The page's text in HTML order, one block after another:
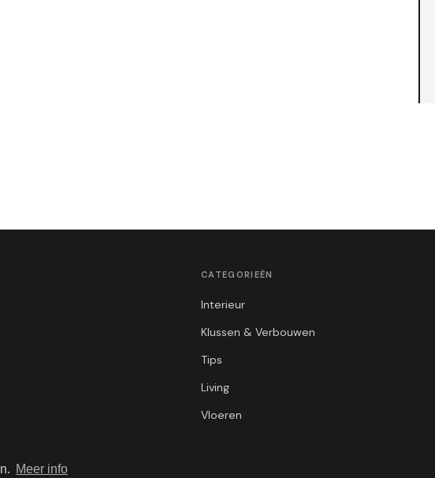
Meer info
CATEGORIEËN
Interieur
Klussen & Verbouwen
Tips
Living
Vloeren